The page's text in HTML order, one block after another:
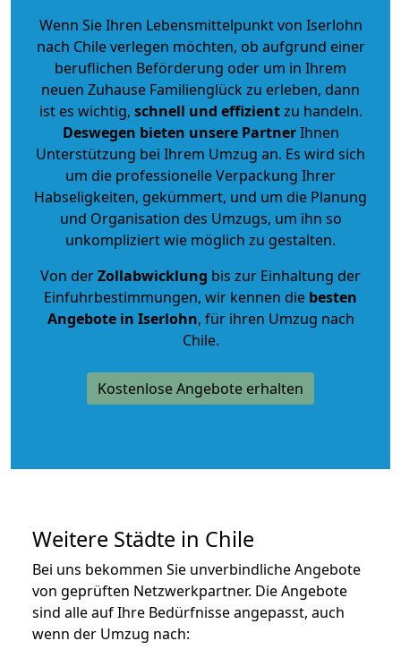
Wenn Sie Ihren Lebensmittelpunkt von Iserlohn
nach Chile verlegen möchten, ob aufgrund einer
beruflichen Beförderung oder um in Ihrem
neuen Zuhause Familienglück zu erleben, dann
ist es wichtig, schnell und effizientzu handeln.
Deswegen bieten unsere PartnerIhnen
Unterstützung bei Ihrem Umzug an. Es wird sich
um die professionelle Verpackung Ihrer
Habseligkeiten, gekümmert, und um die Planung
und Organisation des Umzugs, um ihn so
unkompliziert wie möglich zu gestalten.
Von derZollabwicklung bis zur Einhaltung der
Einfuhrbestimmungen, wir kennen die besten
Angebote in Iserlohn, für ihren Umzug nach
Chile.
Kostenlose Angebote erhalten
Weitere Städte in Chile
Bei uns bekommen Sie unverbindliche Angebote
von geprüften Netzwerkpartner. Die Angebote
sind alle auf Ihre Bedürfnisse angepasst, auch
wenn der Umzug nach: